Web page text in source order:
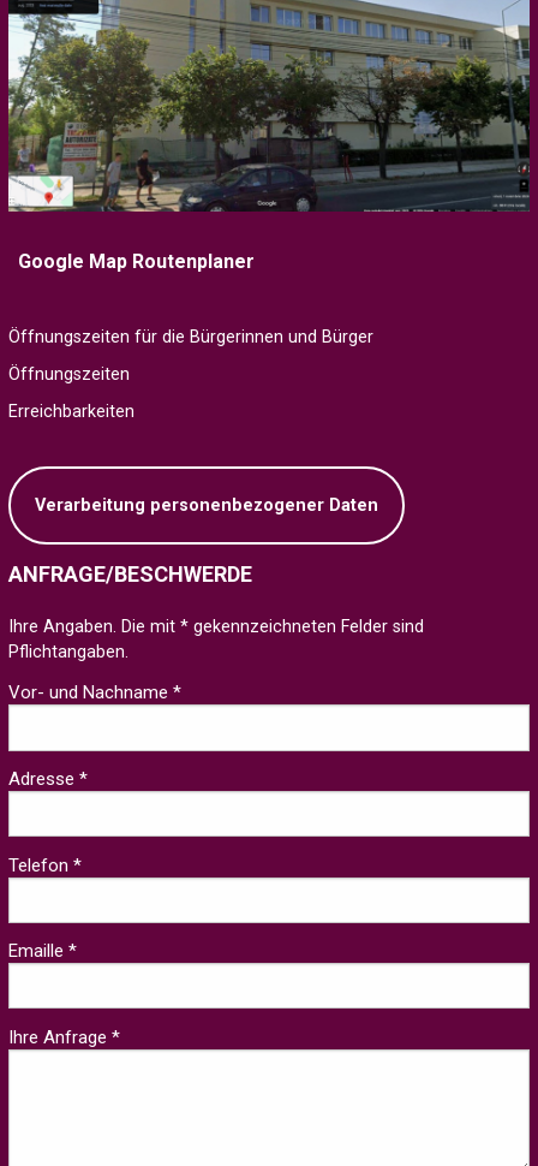
Google Map Routenplaner
Öffnungszeiten für die Bürgerinnen und Bürger
Öffnungszeiten
Erreichbarkeiten
Verarbeitung personenbezogener Daten
ANFRAGE/BESCHWERDE
Ihre Angaben. Die mit * gekennzeichneten Felder sind
Pflichtangaben.
Vor- und Nachname *
Adresse *
Telefon *
Emaille *
Ihre Anfrage *